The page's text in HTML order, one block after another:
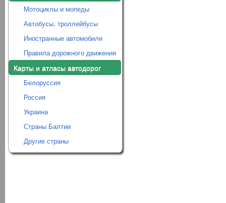
Мотоциклы и мопеды
Автобусы, троллейбусы
Иностранные автомобили
Правила дорожного движения
Карты и атласы автодорог
Белоруссия
Россия
Украина
Страны Балтии
Другие страны